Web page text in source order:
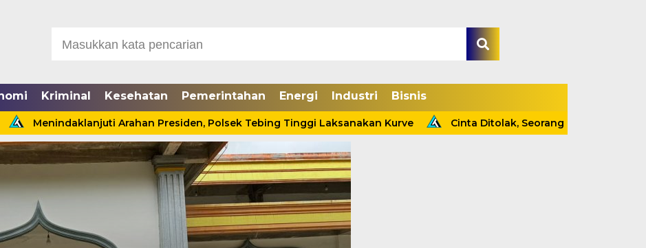
Kriminal Kesehatan Pemerintahan Energi Industri Bisnis
Menindaklanjuti Arahan Presiden, Polsek Tebing Tinggi Laksanakan Kurve Cinta Ditolak, Seorang Pria Tewas